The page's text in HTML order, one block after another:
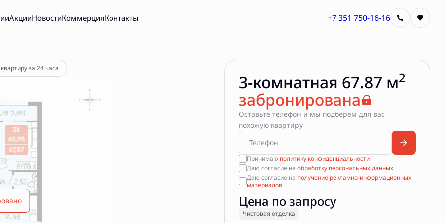
АкцииНовостиКоммерцияКонтакты +7 351 750-16-16
Квартира забронирована
за 24 часа
3-комнатная 67.87 м2
забронирована
Оставьте телефон и мы подберем для вас
похожую квартиру
Принимаю политику конфиденциальности
Даю согласие на обработку персональных данных
Даю согласие на получение рекламно-информационных
материалов
Цена по запросу
Чистовая отделка